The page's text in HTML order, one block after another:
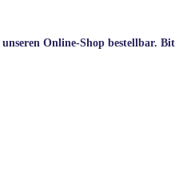
Online-Shop bestellbar.